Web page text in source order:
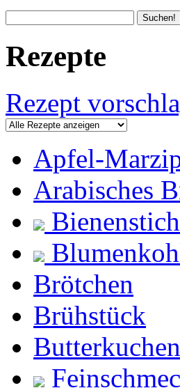
Rezepte
Rezept
Apfel-
Arabisches
Bienenstich
Brötchen
Brühstück
Butterkuchen